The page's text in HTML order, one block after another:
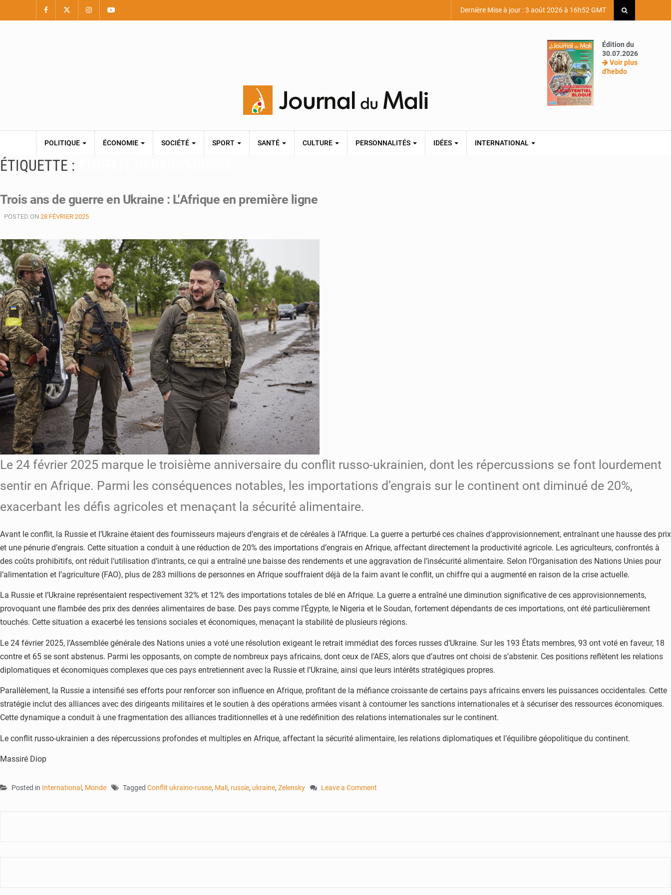
Dernière Mise à jour : 3 août 2026 à 16h52 GMT
Édition du
30.07.2026
Voir plus
d'hebdo
POLITIQUE ÉCONOMIE SOCIÉTÉ SPORT SANTÉ CULTURE PERSONNALITÉS IDÉES INTERNATIONAL
ÉTIQUETTE :
Trois ans de guerre en Ukraine : L’Afrique en première ligne
POSTED ON 28 FÉVRIER 2025
Le 24 février 2025 marque le troisième anniversaire du conflit russo-ukrainien, dont les répercussions se font lourdement
sentir en Afrique. Parmi les conséquences notables, les importations d’engrais sur le continent ont diminué de 20%,
exacerbant les défis agricoles et menaçant la sécurité alimentaire.
Avant le conflit, la Russie et l’Ukraine étaient des fournisseurs majeurs d’engrais et de céréales à l’Afrique. La guerre a perturbé ces chaînes d’approvisionnement, entraînant une hausse des prix
et une pénurie d’engrais. Cette situation a conduit à une réduction de 20% des importations d’engrais en Afrique, affectant directement la productivité agricole. Les agriculteurs, confrontés à
des coûts prohibitifs, ont réduit l’utilisation d’intrants, ce qui a entraîné une baisse des rendements et une aggravation de l’insécurité alimentaire. Selon l’Organisation des Nations Unies pour
l’alimentation et l’agriculture (FAO), plus de 283 millions de personnes en Afrique souffraient déjà de la faim avant le conflit, un chiffre qui a augmenté en raison de la crise actuelle.
La Russie et l’Ukraine représentaient respectivement 32% et 12% des importations totales de blé en Afrique. La guerre a entraîné une diminution significative de ces approvisionnements,
provoquant une flambée des prix des denrées alimentaires de base. Des pays comme l’Égypte, le Nigeria et le Soudan, fortement dépendants de ces importations, ont été particulièrement
touchés. Cette situation a exacerbé les tensions sociales et économiques, menaçant la stabilité de plusieurs régions.
Le 24 février 2025, l’Assemblée générale des Nations unies a voté une résolution exigeant le retrait immédiat des forces russes d’Ukraine. Sur les 193 États membres, 93 ont voté en faveur, 18
contre et 65 se sont abstenus. Parmi les opposants, on compte de nombreux pays africains, dont ceux de l’AES, alors que d’autres ont choisi de s’abstenir. Ces positions reflètent les relations
diplomatiques et économiques complexes que ces pays entretiennent avec la Russie et l’Ukraine, ainsi que leurs intérêts stratégiques propres.
Parallèlement, la Russie a intensifié ses efforts pour renforcer son influence en Afrique, profitant de la méfiance croissante de certains pays africains envers les puissances occidentales. Cette
stratégie inclut des alliances avec des dirigeants militaires et le soutien à des opérations armées visant à contourner les sanctions internationales et à sécuriser des ressources économiques.
Cette dynamique a conduit à une fragmentation des alliances traditionnelles et à une redéfinition des relations internationales sur le continent.
Le conflit russo-ukrainien a des répercussions profondes et multiples en Afrique, affectant la sécurité alimentaire, les relations diplomatiques et l’équilibre géopolitique du continent.
Massiré Diop
Posted in International , Monde Tagged Conflit ukraino-russe, Mali, russie, ukraine, Zelensky
Leave a Comment